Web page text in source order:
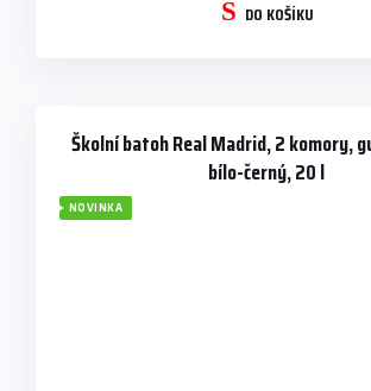
DO KOŠÍKU
Školní batoh Real Madrid, 2 komory,
bílo-černý, 20 l
NOVINKA